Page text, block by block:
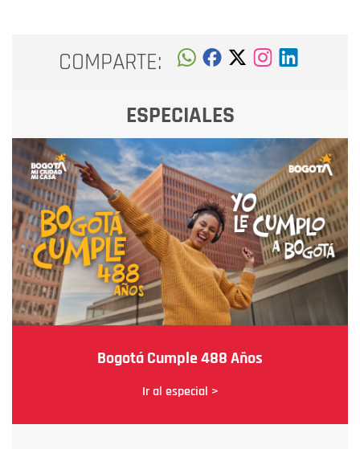
COMPARTE:
ESPECIALES
Bogotá Cumple 488 Años
Ir al especial >